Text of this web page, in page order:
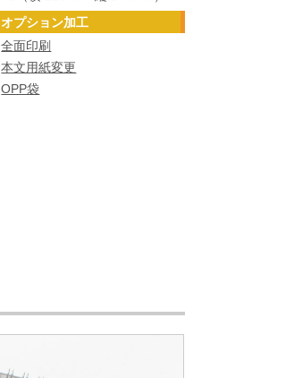
オプション加工
全面印刷
本文用紙変更
OPP袋